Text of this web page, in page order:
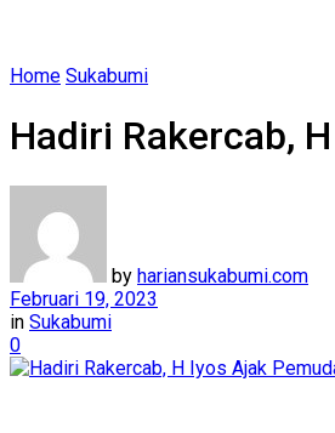
Home Sukabumi
Hadiri Rakercab,
by hariansukabumi.com
Februari 19, 2023
in Sukabumi
0